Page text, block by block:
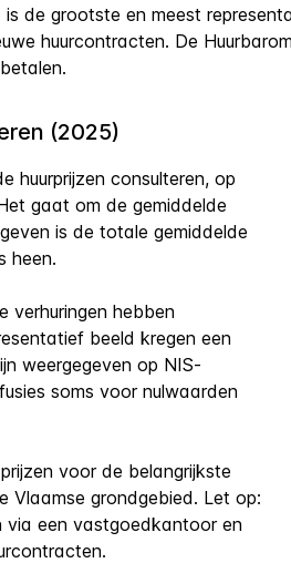
de grootste en meest
huurcontracten. De
(2025)
huurprijzen consulteren, op
gaat om de gemiddelde
is de totale gemiddelde
heen.
verhuringen hebben
beeld kregen een
weergegeven op NIS-
soms voor nulwaarden
voor de belangrijkste
Vlaamse grondgebied. Let op:
via een vastgoedkantoor en